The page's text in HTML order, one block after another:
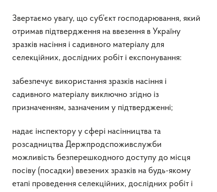
Звертаємо увагу, що суб’єкт господарювання, який
отримав підтвердження на ввезення в Україну
зразків насіння і садивного матеріалу для
селекційних, дослідних робіт і експонування:
забезпечує використання зразків насіння і
садивного матеріалу виключно згідно із
призначенням, зазначеним у підтвердженні;
надає інспектору у сфері насінництва та
розсадництва Держпродспоживслужби
можливість безперешкодного доступу до місця
посіву (посадки) ввезених зразків на будь-якому
етапі проведення селекційних, дослідних робіт і